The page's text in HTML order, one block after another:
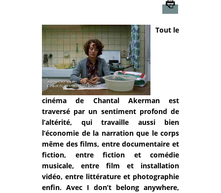
Tout le
cinéma de Chantal Akerman est
traversé par un sentiment profond de
l’altérité, qui travaille aussi bien
l’économie de la narration que le corps
même des films, entre documentaire et
fiction, entre fiction et comédie
musicale, entre film et installation
vidéo, entre littérature et photographie
enfin. Avec I don’t belong anywhere,